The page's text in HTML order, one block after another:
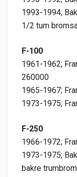
1993-1994;
1/2 tum
F-100
1961-1962;
260000
1965-1967;
1973-1975;
F-250
1966-1972;
1973-1975;
bakre